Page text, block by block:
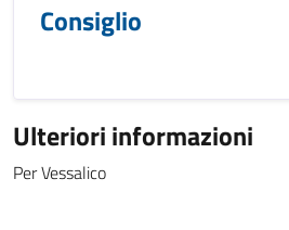
Consiglio
Ulteriori informazioni
Per Vessalico